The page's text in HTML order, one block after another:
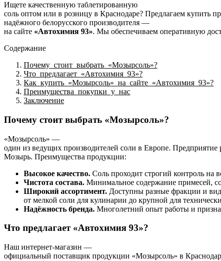
Ищете качественную таблетированную
соль оптом или в розницу в Краснодаре? Предлагаем купить
надёжного белорусского производителя —
на сайте «Автохимия 93». Мы обеспечиваем оперативную
Содержание
Почему стоит выбрать «Мозырсоль»?
Что предлагает «Автохимия 93»?
Как купить «Мозырсоль» на сайте «Автохимия 93»?
Преимущества покупки у нас
Заключение
Почему стоитвыбрать «Мозырсоль»?
«Мозырсоль» —
один из ведущих производителей соли в Европе. Предприятие
Мозырь. Преимущества продукции:
Высокое качество. Соль проходит строгий контроль на
Чистота состава. Минимальное содержание примесей,
Широкий ассортимент. Доступны разные фракции и
от мелкой соли для кулинарии до крупной для
Надёжность бренда. Многолетний опыт работы и
Что предлагает«Автохимия 93»?
Наш интернет‑магазин —
официальный поставщик продукции «Мозырсоль» в